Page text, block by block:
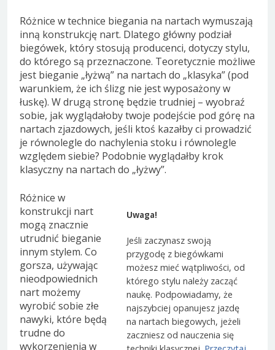
Różnice w technice biegania na nartach wymuszają
inną konstrukcję nart. Dlatego główny podział
biegówek, który stosują producenci, dotyczy stylu,
do którego są przeznaczone. Teoretycznie możliwe
jest bieganie „łyżwą” na nartach do „klasyka” (pod
warunkiem, że ich ślizg nie jest wyposażony w
łuskę). W drugą stronę będzie trudniej – wyobraź
sobie, jak wyglądałoby twoje podejście pod górę na
nartach zjazdowych, jeśli ktoś kazałby ci prowadzić
je równolegle do nachylenia stoku i równolegle
względem siebie? Podobnie wyglądałby krok
klasyczny na nartach do „łyżwy”.
Uwaga!
Jeśli zaczynasz swoją
przygodę z biegówkami
możesz mieć wątpliwości, od
którego stylu należy zacząć
naukę. Podpowiadamy, że
najszybciej opanujesz jazdę
na nartach biegowych, jeżeli
zaczniesz od nauczenia się
Różnice w
konstrukcji nart
mogą znacznie
utrudnić bieganie
innym stylem. Co
gorsza, używając
nieodpowiednich
nart możemy
wyrobić sobie złe
nawyki, które będą
trudne do
wykorzenienia w